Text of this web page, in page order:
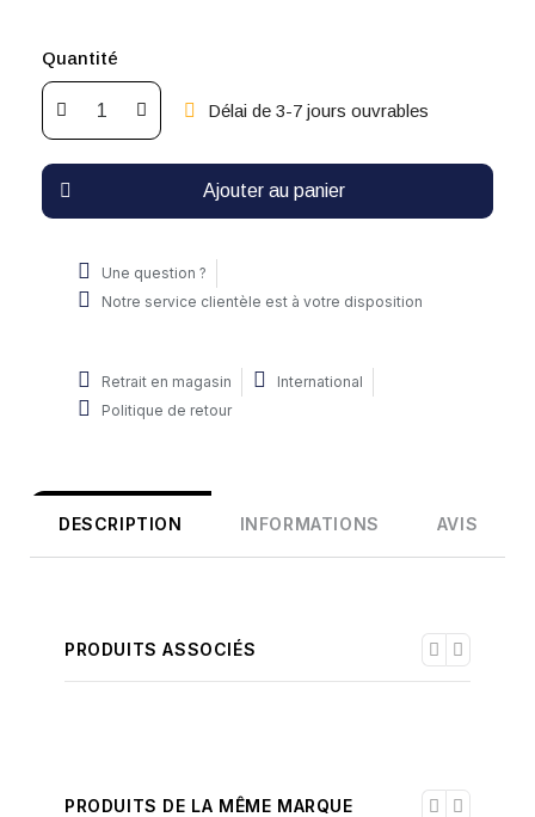
Quantité
Délai de 3-7 jours ouvrables
Ajouter au panier
Une question ?
Notre service clientèle est à votre disposition
Retrait en magasin
International
Politique de retour
DESCRIPTION INFORMATIONS AVIS
PRODUITS ASSOCIÉS
PRODUITS DE LA MÊME MARQUE